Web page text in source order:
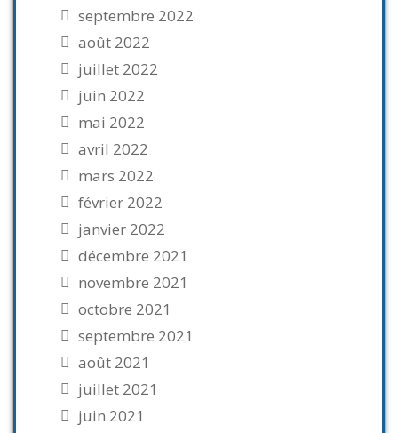
septembre 2022
août 2022
juillet 2022
juin 2022
mai 2022
avril 2022
mars 2022
février 2022
janvier 2022
décembre 2021
novembre 2021
octobre 2021
septembre 2021
août 2021
juillet 2021
juin 2021